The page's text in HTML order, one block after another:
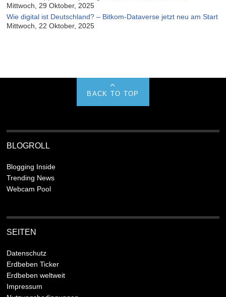
Mittwoch, 29 Oktober, 2025
Wie digital ist Deutschland? – Bitkom-Dataverse jetzt neu am Start
Mittwoch, 22 Oktober, 2025
BACK TO TOP
BLOGROLL
Blogging Inside
Trending News
Webcam Pool
SEITEN
Datenschutz
Erdbeben Ticker
Erdbeben weltweit
Impressum